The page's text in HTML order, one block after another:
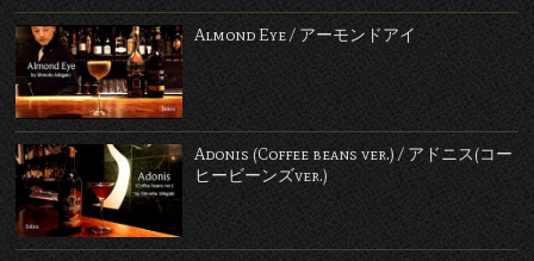
Almond Eye / アーモンドアイ
Adonis (Coffee beans ver.) / アドニス(コー
ヒービーンズver.)